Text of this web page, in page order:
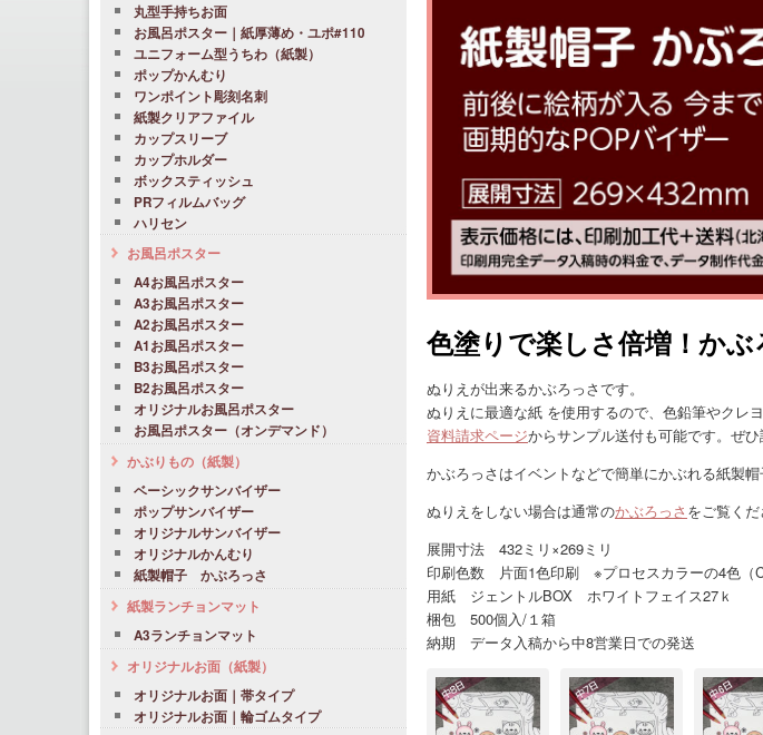
色塗りで楽しさ倍増！かぶ
ぬりえが出来るかぶろっさです。
ぬりえに最適な紙 を使用するので、色鉛筆やクレ
資料請求ページからサンプル送付も可能です。ぜひ
かぶろっさはイベントなどで簡単にかぶれる紙製帽
ぬりえをしない場合は通常のかぶろっさ をご覧くだ
展開寸法 432ミリ×269ミリ
印刷色数 片面1色印刷 ※プロセスカラーの4色（
用紙 ジェントルBOX ホワイトフェイス27ｋ
梱包 500個入/１箱
納期 データ入稿から中8営業日での発送
丸型手持ちお面
お風呂ポスター｜紙厚薄め・ユポ#110
ユニフォーム型うちわ（紙製）
ポップかんむり
ワンポイント彫刻名刺
紙製クリアファイル
カップスリーブ
カップホルダー
ボックスティッシュ
PRフィルムバッグ
ハリセン
お風呂ポスター
A4お風呂ポスター
A3お風呂ポスター
A2お風呂ポスター
A1お風呂ポスター
B3お風呂ポスター
B2お風呂ポスター
オリジナルお風呂ポスター
お風呂ポスター（オンデマンド）
かぶりもの（紙製）
ベーシックサンバイザー
ポップサンバイザー
オリジナルサンバイザー
オリジナルかんむり
紙製帽子 かぶろっさ
紙製ランチョンマット
A3ランチョンマット
オリジナルお面（紙製）
オリジナルお面｜帯タイプ
オリジナルお面｜輪ゴムタイプ